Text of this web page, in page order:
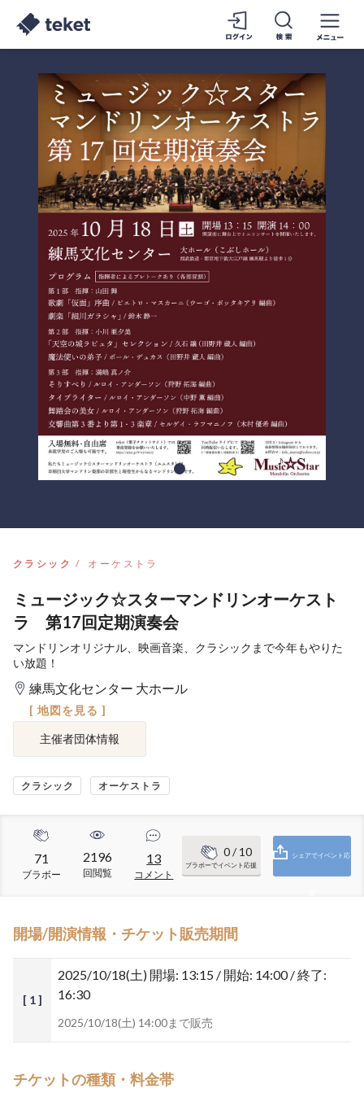
クラシック オーケストラ
ミュージック☆スターマンドリンオーケスト
ラ 第17回定期演奏会
マンドリンオリジナル、映画音楽、クラシックまで今年もやりた
い放題！
練馬文化センター 大ホール
[ 地図を見る ]
主催者団体情報
クラシック オーケストラ
71
ブラボー
2196
回閲覧
13
コメント
0/ 10
ブラボーでイベント応援
シェアでイベント応
開場/開演情報・チケット販売期間
[ 1 ]
2025/10/18(土) 開場: 13:15 / 開始: 14:00 / 終了:
16:30
2025/10/18(土) 14:00まで販売
チケットの種類・料金帯